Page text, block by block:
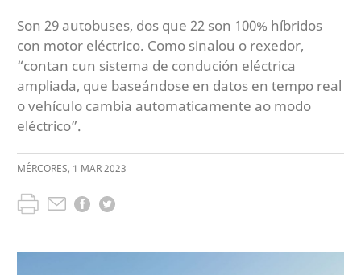
Son 29 autobuses, dos que 22 son 100% híbridos
con motor eléctrico. Como sinalou o rexedor,
“contan cun sistema de condución eléctrica
ampliada, que baseándose en datos en tempo real
o vehículo cambia automaticamente ao modo
eléctrico”.
MÉRCORES, 1 MAR2023